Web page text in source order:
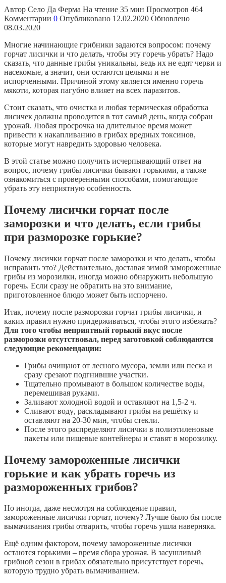
Автор Село Да Ферма На чтение 35 мин Просмотров 464
Комментарии 0 Опубликовано 12.02.2020 Обновлено
08.03.2020
Многие начинающие грибники задаются вопросом: почему
горчат лисички и что делать, чтобы эту горечь убрать? Надо
сказать, что данные грибы уникальны, ведь их не едят черви и
насекомые, а значит, они остаются целыми и не
испорченными. Причиной этому является именно горечь
мякоти, которая пагубно влияет на всех паразитов.
Стоит сказать, что очистка и любая термическая обработка
лисичек должны проводится в тот самый день, когда собран
урожай. Любая просрочка на длительное время может
привести к накапливанию в грибах вредных токсинов,
которые могут навредить здоровью человека.
В этой статье можно получить исчерпывающий ответ на
вопрос, почему грибы лисички бывают горькими, а также
ознакомиться с проверенными способами, помогающие
убрать эту неприятную особенность.
Почему лисички горчат после
заморозки и что делать, если грибы
при разморозке горькие?
Почему лисички горчат после заморозки и что делать, чтобы
исправить это? Действительно, доставая зимой замороженные
грибы из морозилки, иногда можно обнаружить небольшую
горечь. Если сразу не обратить на это внимание,
приготовленное блюдо может быть испорчено.
Итак, почему после разморозки горчат грибы лисички, и
каких правил нужно придерживаться, чтобы этого избежать?
Для того чтобы неприятный горький вкус после
разморозки отсутствовал, перед заготовкой соблюдаются
следующие рекомендации:
Грибы очищают от лесного мусора, земли или песка и
сразу срезают подгнившие участки.
Тщательно промывают в большом количестве воды,
перемешивая руками.
Заливают холодной водой и оставляют на 1,5-2 ч.
Сливают воду, раскладывают грибы на решётку и
оставляют на 20-30 мин, чтобы стекли.
После этого распределяют лисички в полиэтиленовые
пакеты или пищевые контейнеры и ставят в морозилку.
Почему замороженные лисички
горькие и как убрать горечь из
размороженных грибов?
Но иногда, даже несмотря на соблюдение правил,
замороженные лисички горчат, почему? Лучше было бы после
вымачивания грибы отварить, чтобы горечь ушла наверняка.
Ещё одним фактором, почему замороженные лисички
остаются горькими – время сбора урожая. В засушливый
грибной сезон в грибах обязательно присутствует горечь,
которую трудно убрать вымачиванием.